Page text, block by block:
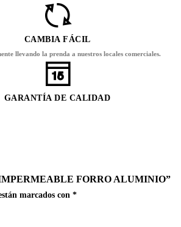
CAMBIA FÁCIL
llevando la prenda a nuestros locales comerciales.
GARANTÍA DE CALIDAD
FORRO ALUMINIO”
marcados con *